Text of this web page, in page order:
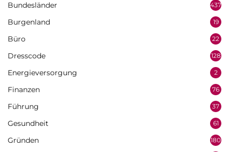
Bundesländer 437
Burgenland 19
Büro 22
Dresscode 128
Energieversorgung 2
Finanzen 76
Führung 37
Gesundheit 61
Gründen 180